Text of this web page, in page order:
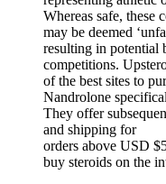
Whereas safe, these
may be deemed
resulting in potential
competitions.
of the best sites to
Nandrolone
They offer
and shipping for
orders above USD
buy steroids on the